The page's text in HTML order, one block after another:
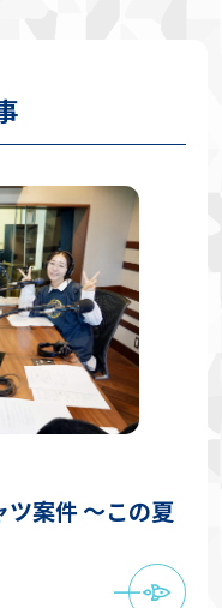
案件 〜この夏